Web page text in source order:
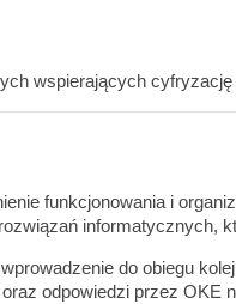
wspierających
funkcjonowania i
informatycznych,
do obiegu
odpowiedzi przez OKE